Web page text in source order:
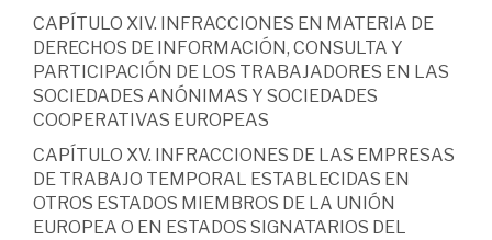
CAPÍTULO XIV. INFRACCIONES EN MATERIA DE
DERECHOS DE INFORMACIÓN, CONSULTA Y
PARTICIPACIÓN DE LOS TRABAJADORES EN LAS
SOCIEDADES ANÓNIMAS Y SOCIEDADES
COOPERATIVAS EUROPEAS
CAPÍTULO XV. INFRACCIONES DE LAS EMPRESAS
DE TRABAJO TEMPORAL ESTABLECIDAS EN
OTROS ESTADOS MIEMBROS DE LA UNIÓN
EUROPEA O EN ESTADOS SIGNATARIOS DEL